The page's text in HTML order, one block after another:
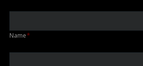
Pflichtfeld
Name*